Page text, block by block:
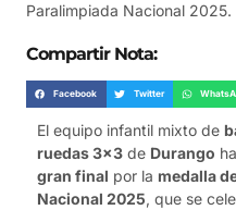
Paralimpiada Nacional 2025.
Compartir Nota:
Facebook Twitter
El equipo infantil mixto de
ruedas 3×3 de Durango
gran final por la medalla
Nacional 2025, que se